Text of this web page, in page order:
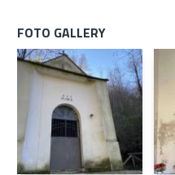
FOTO GALLERY